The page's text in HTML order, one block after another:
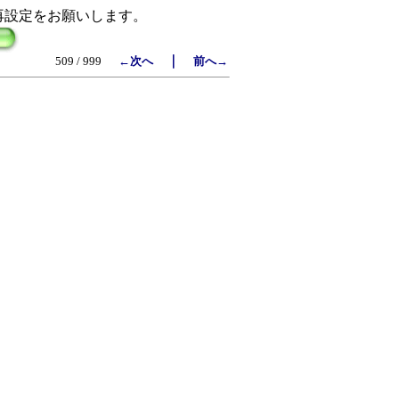
定をお願いします。
509 / 999
←次へ｜ 前へ→